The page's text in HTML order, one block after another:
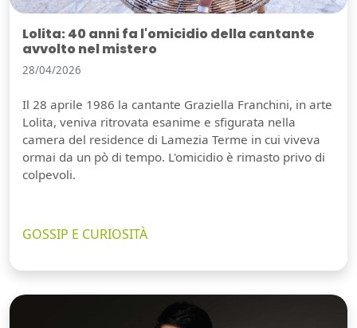
Lolita: 40 anni fa l'omicidio della cantante
avvolto nel mistero
28/04/2026
Il 28 aprile 1986 la cantante Graziella Franchini, in arte
Lolita, veniva ritrovata esanime e sfigurata nella
camera del residence di Lamezia Terme in cui viveva
ormai da un pò di tempo. L'omicidio è rimasto privo di
colpevoli.
GOSSIP E CURIOSITÀ